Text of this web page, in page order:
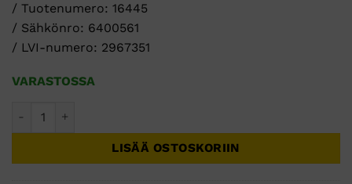
/ Tuotenumero: 16445
/ Sähkönro: 6400561
/ LVI-numero: 2967351
VARASTOSSA
LISÄÄ OSTOSKORIIN